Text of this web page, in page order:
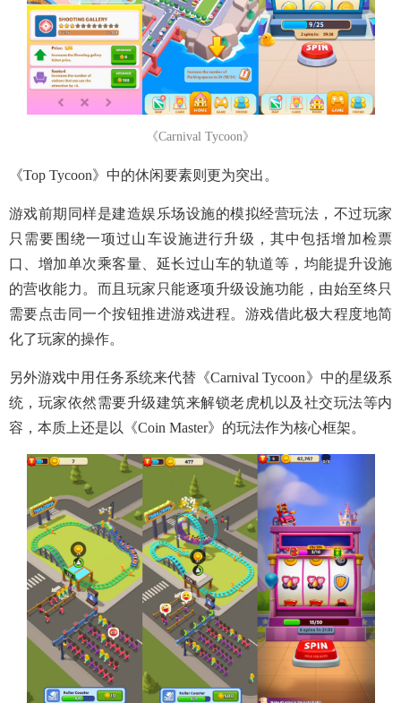
《Carnival Tycoon》
《Top Tycoon》中的休闲要素则更为突出。
游戏前期同样是建造娱乐场设施的模拟经营玩法，不过玩家
只需要围绕一项过山车设施进行升级，其中包括增加检票
口、增加单次乘客量、延长过山车的轨道等，均能提升设施
的营收能力。而且玩家只能逐项升级设施功能，由始至终只
需要点击同一个按钮推进游戏进程。游戏借此极大程度地简
化了玩家的操作。
另外游戏中用任务系统来代替《Carnival Tycoon》中的星级系
统，玩家依然需要升级建筑来解锁老虎机以及社交玩法等内
容，本质上还是以《Coin Master》的玩法作为核心框架。